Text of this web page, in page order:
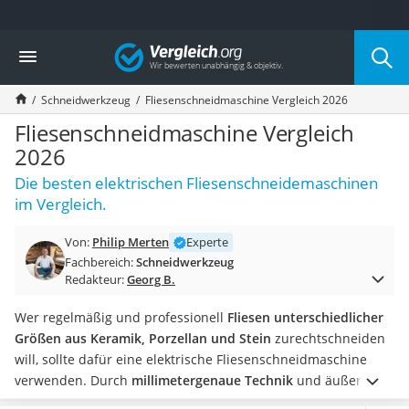
Die beliebtesten Vergleiche nach Kategorie
Baumarkt
Tresor feuerfest
Makita-Akku-Rasenmäher
Kappsäge
Smartes Türschloss
Akku-Rasentrimmer
Feuchtigkeitsmessgerät
Split-Klimaanlage 2 Innengeräte
Bohrmaschine
Tiefbrunnenpumpe
Hochdruckreiniger
Doppelschleifer
Überwachungskamera
Benzinrasenmäher mit Elektrostart
Akku-Laubsauger
Vergleich
Schneidwerkzeug Fliesenschneidmaschine Vergleich 2026
Fliesenschneidmaschine Vergleich
2026
Die besten elektrischen Fliesenschneidemaschinen
im Vergleich.
Von: Philip Merten
Experte
Fachbereich:Schneidwerkzeug
Redakteur:Georg B.
Wer regelmäßig und professionell Fliesen unterschiedlicher
Größen aus Keramik, Porzellan und Stein zurechtschneiden
will, sollte dafür eine elektrische Fliesenschneidmaschine
verwenden. Durch millimetergenaue Technik und äußerst
robustes Material können mit einer Fliesenschneidmaschine